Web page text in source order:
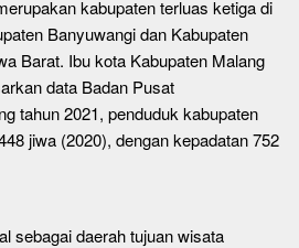
kabupaten terluas ketiga di
Banyuwangi dan Kabupaten
Barat. Ibu kota Kabupaten Malang
data Badan Pusat
tahun 2021, penduduk kabupaten
jiwa (2020), dengan kepadatan 752
sebagai daerah tujuan wisata